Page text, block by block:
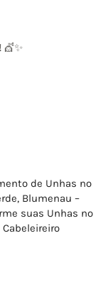
💇✨
de Unhas no
Blumenau –
suas Unhas no